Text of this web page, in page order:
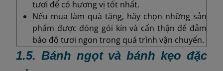
tươi để có hương vị tốt nhất.
Nếu mua làm quà tặng, hãy chọn những sản
phẩm được đóng gói kín và cẩn thận để đảm
bảo độ tươi ngon trong quá trình vận chuyển.
1.5. Bánh ngọt và bánh kẹo đặc